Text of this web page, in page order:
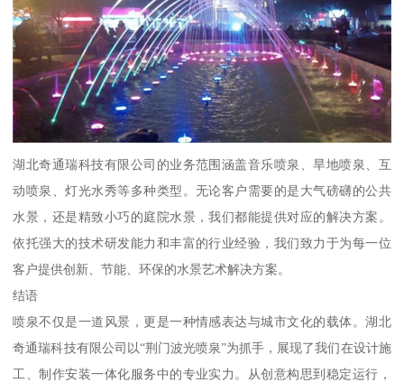
湖北奇通瑞科技有限公司的业务范围涵盖音乐喷泉、旱地喷泉、互
动喷泉、灯光水秀等多种类型。无论客户需要的是大气磅礴的公共
水景，还是精致小巧的庭院水景，我们都能提供对应的解决方案。
依托强大的技术研发能力和丰富的行业经验，我们致力于为每一位
客户提供创新、节能、环保的水景艺术解决方案。
结语
喷泉不仅是一道风景，更是一种情感表达与城市文化的载体。湖北
奇通瑞科技有限公司以“荆门波光喷泉”为抓手，展现了我们在设计施
工、制作安装一体化服务中的专业实力。从创意构思到稳定运行，